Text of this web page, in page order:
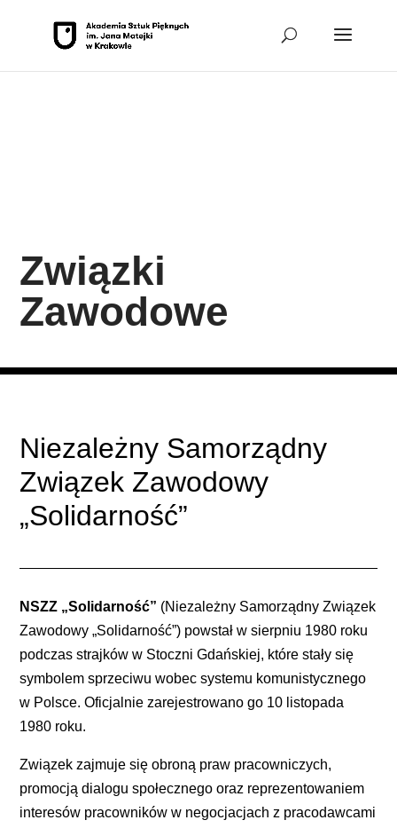
sekcji WydziałyPrzejdź do sekcji Stopka
Związki
Zawodowe
Niezależny Samorządny
Związek Zawodowy
„Solidarność”
NSZZ „Solidarność” (Niezależny Samorządny Związek
Zawodowy „Solidarność”) powstał w sierpniu 1980 roku
podczas strajków w Stoczni Gdańskiej, które stały się
symbolem sprzeciwu wobec systemu komunistycznego
w Polsce. Oficjalnie zarejestrowano go 10 listopada
1980 roku.
Związek zajmuje się obroną praw pracowniczych,
promocją dialogu społecznego oraz reprezentowaniem
interesów pracowników w negocjacjach z pracodawcami